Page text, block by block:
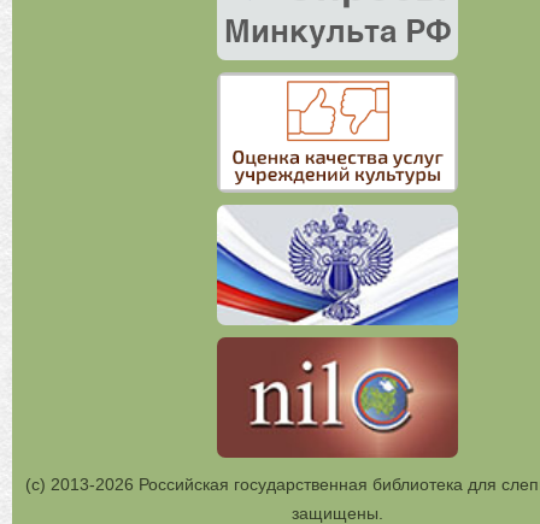
(с) 2013-2026 Российская государственная библиотека для
защищены.